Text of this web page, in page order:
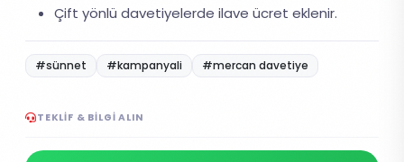
Çift yönlü davetiyelerde ilave ücret eklenir.
#sünnet #kampanyali #mercan davetiye
TEKLIF & BILGI ALIN